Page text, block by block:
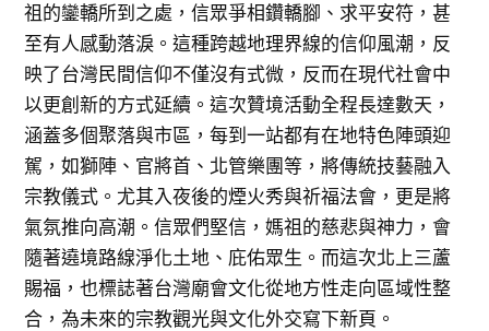
祖的鑾轎所到之處，信眾爭相鑽轎腳、求平安符，甚
至有人感動落淚。這種跨越地理界線的信仰風潮，反
映了台灣民間信仰不僅沒有式微，反而在現代社會中
以更創新的方式延續。這次贊境活動全程長達數天，
涵蓋多個聚落與市區，每到一站都有在地特色陣頭迎
駕，如獅陣、官將首、北管樂團等，將傳統技藝融入
宗教儀式。尤其入夜後的煙火秀與祈福法會，更是將
氣氛推向高潮。信眾們堅信，媽祖的慈悲與神力，會
隨著遶境路線淨化土地、庇佑眾生。而這次北上三蘆
賜福，也標誌著台灣廟會文化從地方性走向區域性整
合，為未來的宗教觀光與文化外交寫下新頁。